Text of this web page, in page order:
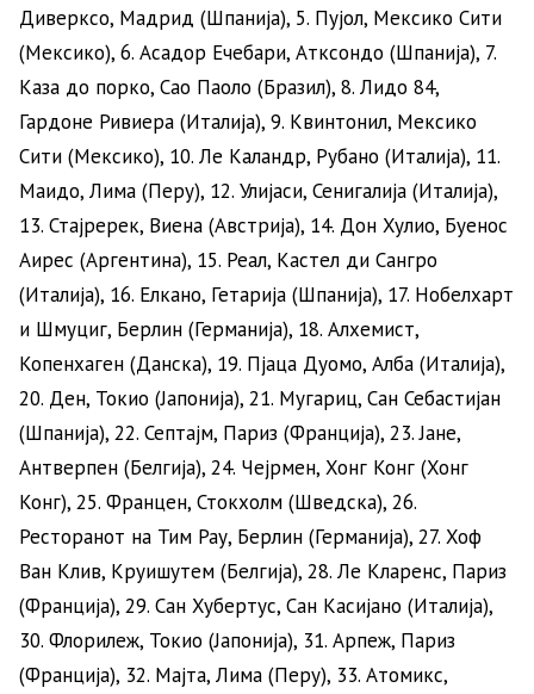
Диверксо, Мадрид (Шпанија), 5. Пујол, Мексико Сити
(Мексико), 6. Асадор Ечебари, Атксондо (Шпанија), 7.
Каза до порко, Сао Паоло (Бразил), 8. Лидо 84,
Гардоне Ривиера (Италија), 9. Квинтонил, Мексико
Сити (Мексико), 10. Ле Каландр, Рубано (Италија), 11.
Маидо, Лима (Перу), 12. Улијаси, Сенигалија (Италија),
13. Стајререк, Виена (Австрија), 14. Дон Хулио, Буенос
Аирес (Аргентина), 15. Реал, Кастел ди Сангро
(Италија), 16. Елкано, Гетарија (Шпанија), 17. Нобелхарт
и Шмуциг, Берлин (Германија), 18. Алхемист,
Копенхаген (Данска), 19. Пјаца Дуомо, Алба (Италија),
20. Ден, Токио (Јапонија), 21. Мугариц, Сан Себастијан
(Шпанија), 22. Септајм, Париз (Франција), 23. Јане,
Антверпен (Белгија), 24. Чејрмен, Хонг Конг (Хонг
Конг), 25. Францен, Стокхолм (Шведска), 26.
Ресторанот на Тим Рау, Берлин (Германија), 27. Хоф
Ван Клив, Круишутем (Белгија), 28. Ле Кларенс, Париз
(Франција), 29. Сан Хубертус, Сан Касијано (Италија),
30. Флорилеж, Токио (Јапонија), 31. Арпеж, Париз
(Франција), 32. Мајта, Лима (Перу), 33. Атомикс,